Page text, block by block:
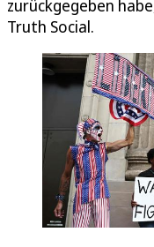
zurückgegeben
Truth Social.